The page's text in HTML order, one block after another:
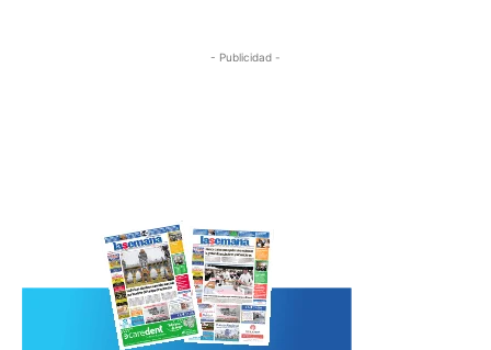
- Publicidad -